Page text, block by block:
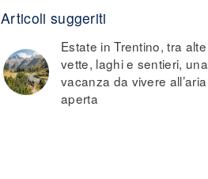
Articoli suggeriti
Estate in Trentino, tra alte
vette, laghi e sentieri, una
vacanza da vivere all’aria
aperta